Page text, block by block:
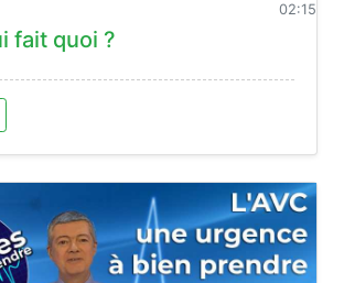
02:15
fait quoi ?